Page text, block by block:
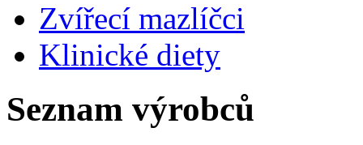
Zvířecí mazlíčci
Klinické diety
Seznam výrobců